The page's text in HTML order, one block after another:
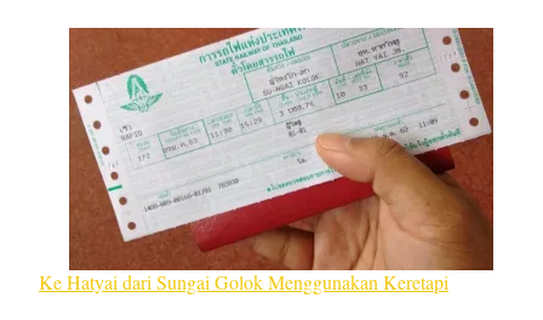
Ke Hatyai dari Sungai Golok Menggunakan Keretapi